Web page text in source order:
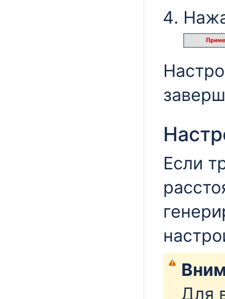
Если
Для